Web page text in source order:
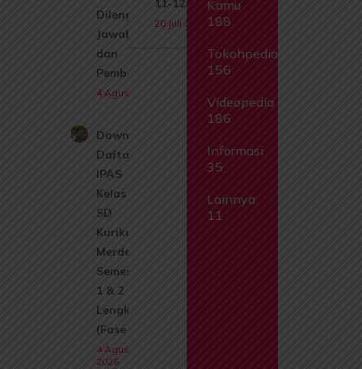
Dilengkapi
Jawaban
dan
Pembahasan
4 Agustus 2026
Download
Daftar Isi
IPAS
Kelas 1
SD
Kurikulum
Merdeka
Semester
1 & 2
Lengkap
(Fase A)
4 Agustus
2026
11-12
20 Juli 2026
Kamu
188
Tokohpedia
156
Videopedia
186
Informasi
35
Lainnya
11